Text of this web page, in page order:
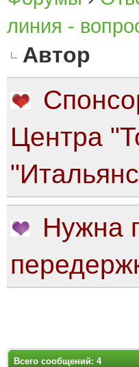
линия -
Автор
Центра
Нужна
Всего сообщений: 4